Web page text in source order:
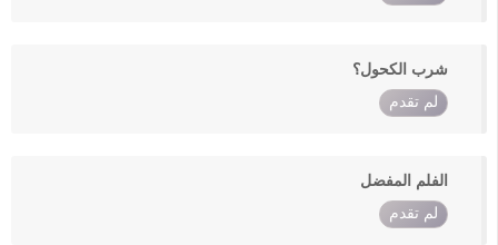
شرب الكحول؟
لم تقدم
الفلم المفضل
لم تقدم